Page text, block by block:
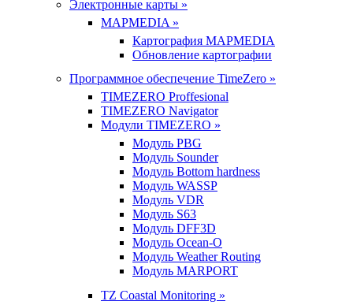
Электронные карты »
MAPMEDIA »
Картография MAPMEDIA
Обновление картографии
Программное обеспечение TimeZero »
TIMEZERO Proffesional
TIMEZERO Navigator
Модули TIMEZERO »
Модуль PBG
Модуль Sounder
Модуль Bottom hardness
Модуль WASSP
Модуль VDR
Модуль S63
Модуль DFF3D
Модуль Ocean-O
Модуль Weather Routing
Модуль MARPORT
TZ Coastal Monitoring »